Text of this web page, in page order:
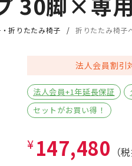
折りたたみ椅子 折りたたみ椅子
法人会員割引
法人会員+1年延長保証
セットがお買い得！
¥ 147,480 （